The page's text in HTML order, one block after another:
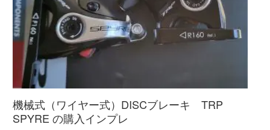
機械式（ワイヤー式）DISCブレーキ TRP
SPYRE の購入インプレ